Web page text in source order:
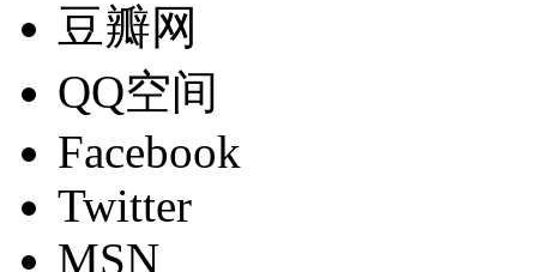
豆瓣网
QQ空间
Facebook
Twitter
MSN